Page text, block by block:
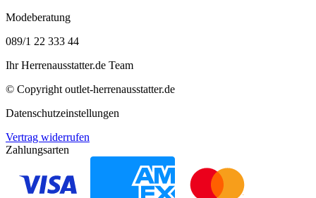
Modeberatung
089/1 22 333 44
Ihr Herrenausstatter.de Team
© Copyright outlet-herrenausstatter.de
Datenschutzeinstellungen
Vertrag widerrufen
Zahlungsarten